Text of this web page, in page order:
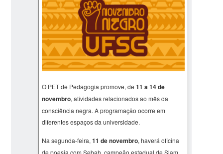
O PET de Pedagogia promove, de11 a 14 de
novembro, atividades relacionados ao mês da
consciência negra. A programação ocorre em
diferentes espaços da universidade.
Na segunda-feira, 11 de novembro, haverá oficina
de poesia com Sebah, campeão estadual de Slam,